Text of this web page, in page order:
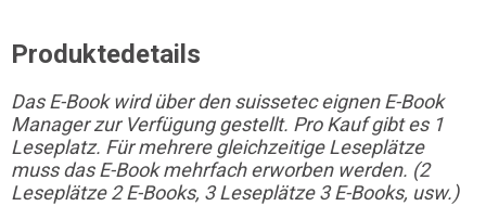
Produktedetails
Das E-Book wird über den suissetec eignen E-Book
Manager zur Verfügung gestellt. Pro Kauf gibt es 1
Leseplatz. Für mehrere gleichzeitige Leseplätze
muss das E-Book mehrfach erworben werden. (2
Leseplätze 2 E-Books, 3 Leseplätze 3 E-Books, usw.)